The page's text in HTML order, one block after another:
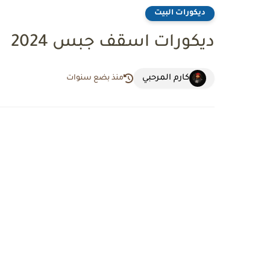
ديكورات البيت
ديكورات اسقف جبس 2024
كارم المرحبي منذ بضع سنوات